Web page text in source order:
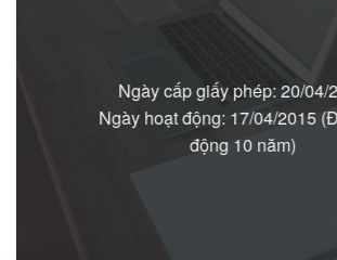
Ngày cấp giấy phép: 20/04/
Ngày hoạt động: 17/04/2015
động 10 năm)